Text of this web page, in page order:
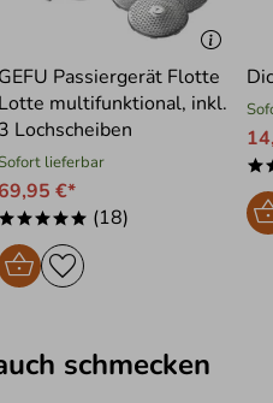
GEFU Passiergerät Flotte
Lotte multifunktional, inkl.
3 Lochscheiben
lieferbar
69,95 €*
***** (18)
schmecken